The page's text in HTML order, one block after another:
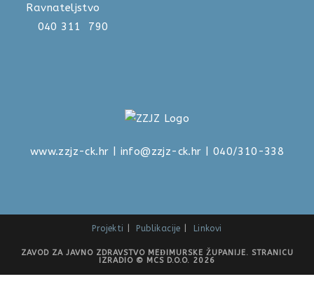
Ravnateljstvo
040 311 790
www.zzjz-ck.hr info@zzjz-ck.hr | 040/310-338
Projekti Publikacije Linkovi
ZAVOD ZA JAVNO ZDRAVSTVO MEĐIMURSKE ŽUPANIJE. STRANICU
IZRADIO © MCS D.O.O. 2026